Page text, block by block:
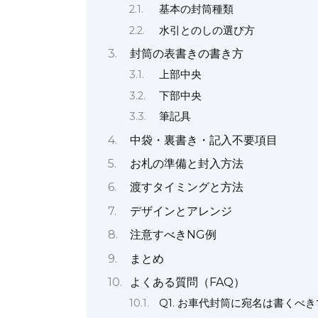
基本の封筒種類
水引とのしの選び方
封筒の表書きの書き方
上部中央
下部中央
筆記具
中袋・裏書き・記入不要項目
お札の準備と封入方法
渡すタイミングと方法
デザインとアレンジ
注意すべきNG例
まとめ
よくある質問（FAQ）
Q1. お車代封筒に宛名は書くべき